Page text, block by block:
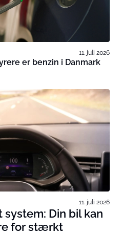
11. juli 2026
er benzin i Danmark
11. juli 2026
system: Din bil kan
for stærkt